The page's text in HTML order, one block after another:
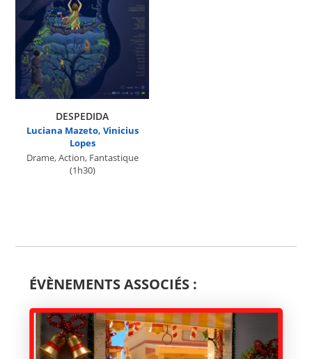
DESPEDIDA
Luciana Mazeto, Vinicius
Lopes
Drame, Action, Fantastique
(1h30)
ÉVÈNEMENTS ASSOCIÉS :